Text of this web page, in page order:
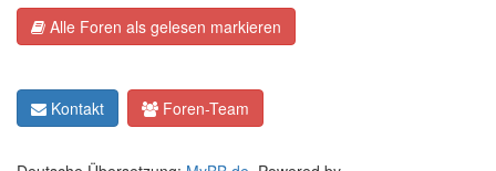
Alle Foren als gelesen markieren
Kontakt Foren-Team